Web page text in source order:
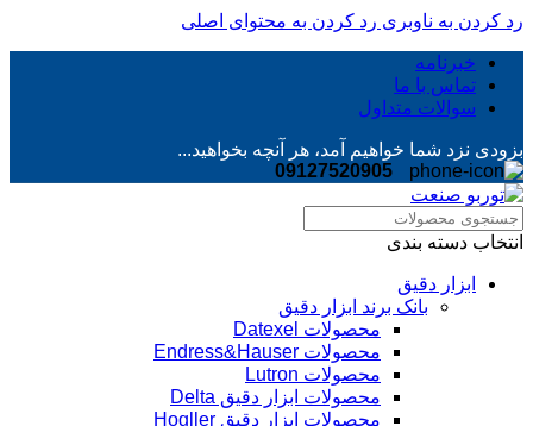
رد کردن به ناوبری رد کردن به محتوای اصلی
خبرنامه
تماس با ما
سوالات متداول
بزودی نزد شما خواهیم آمد، هر آنچه بخواهید...
09127520905
انتخاب دسته بندی
ابزار دقیق
بانک برند ابزار دقیق
محصولات Datexel
محصولات Endress&Hauser
محصولات Lutron
محصولات ابزار دقیق Delta
محصولات ابزار دقیق Hogller